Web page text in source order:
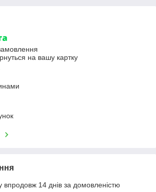
на вашу картку
впродовж 14 днів за домовленістю